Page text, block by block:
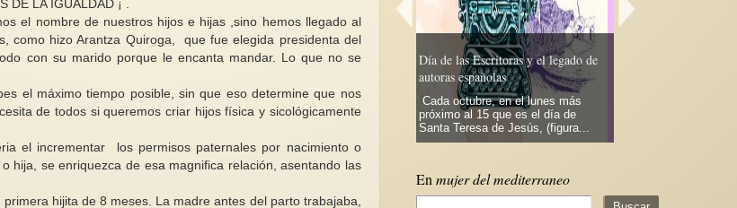
LA IGUALDAD ¡ .
el nombre de nuestros hijos e hijas ,sino hemos llegado al
como hizo Arantza Quiroga, que fue elegida presidenta del
con su marido porque le encanta mandar. Lo que no se
el máximo tiempo posible, sin que eso determine que nos
de todos si queremos criar hijos física y sicológicamente
el incrementar los permisos paternales por nacimiento o
hija, se enriquezca de esa magnifica relación, asentando las
hijita de 8 meses. La madre antes del parto trabajaba,
Algunas causas-efecto del conflicto
“Las raíces son las venas que
llevan el alimento y también llevan
Día de las Escritoras y el legado de
Cada octubre, en el lunes más
próximo al 15 que es el día de
Santa Teresa de Jesús, (figura...
¿Porqué leer literatura feminista
árabe?
Ser hispana y vivir en Estados
Unidos, me ha hecho estar más
familiarizada con la historia,...
Miles de mujeres
En mujer del mediterraneo